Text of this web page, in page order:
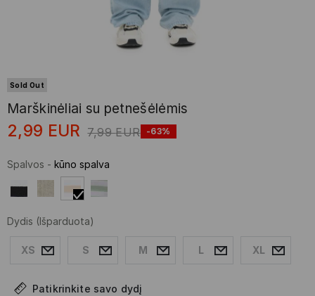
Sold Out
Marškinėliai su petnešėlėmis
2,99 EUR 7,99 EUR -63%
Spalvos - kūno spalva
Dydis (Išparduota)
XS S M L XL
Patikrinkite savo dydį